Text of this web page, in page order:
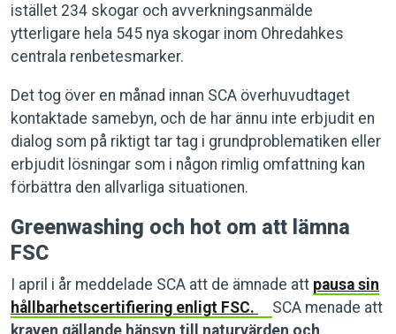
istället 234 skogar och avverkningsanmälde
ytterligare hela 545 nya skogar inom Ohredahkes
centrala renbetesmarker.
Det tog över en månad innan SCA överhuvudtaget
kontaktade samebyn, och de har ännu inte erbjudit en
dialog som på riktigt tar tag i grundproblematiken eller
erbjudit lösningar som i någon rimlig omfattning kan
förbättra den allvarliga situationen.
Greenwashing och hot om att lämna
FSC
I april i år meddelade SCA att de ämnade att pausa sin
hållbarhetscertifiering enligt FSC.
SCA menade att
kraven gällande hänsyn till naturvärden och